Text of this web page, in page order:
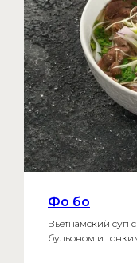
Фо бо
Вьетнамский суп
бульоном и